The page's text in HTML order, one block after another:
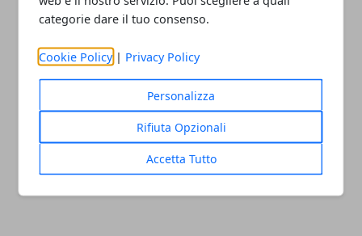
categorie dare il tuo consenso.
Cookie Policy | Privacy Policy
Personalizza
Rifiuta Opzionali
Accetta Tutto
Cessione del quinto: tutto quello che
devi sapere